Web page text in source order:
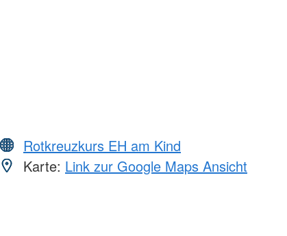
Rotkreuzkurs EH am Kind
Karte: Link zur Google Maps Ansicht